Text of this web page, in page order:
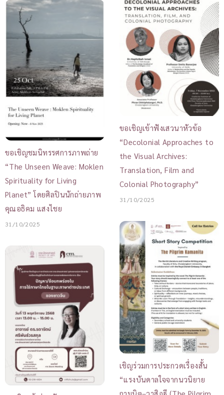
ขอเชิญชมนิทรรศการภาพถ่าย
“The Unseen Weave: Moklen
Spirituality for Living
Planet” โดยศิลปินนักถ่ายภาพ
คุณอธิคม แสงไชย
31/10/2025
ขอเชิญเข้าฟังเสวนาหัวข้อ
“Decolonial Approaches to
the Visual Archives:
Translation, Film and
Colonial Photography”
31/10/2025
เชิญร่วมการประกวดเรื่องสั้น
“แรงบันดาลใจจากนวนิยาย